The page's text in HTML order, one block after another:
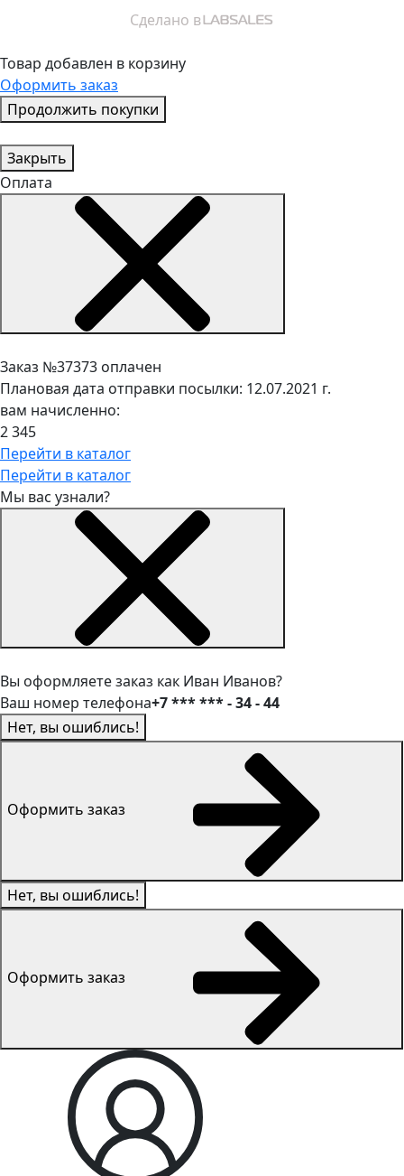
Сделано в
Товар добавлен в корзину
Оформить заказ
Продолжить покупки
Закрыть
Оплата
Заказ №37373 оплачен
Плановая дата отправки посылки: 12.07.2021 г.
вам начисленно:
2 345
Перейти в каталог
Перейти в каталог
Мы вас узнали?
Вы оформляете заказ как Иван Иванов?
Ваш номер телефона+7 *** *** - 34 - 44
Нет, вы ошиблись!
Оформить заказ
Нет, вы ошиблись!
Оформить заказ